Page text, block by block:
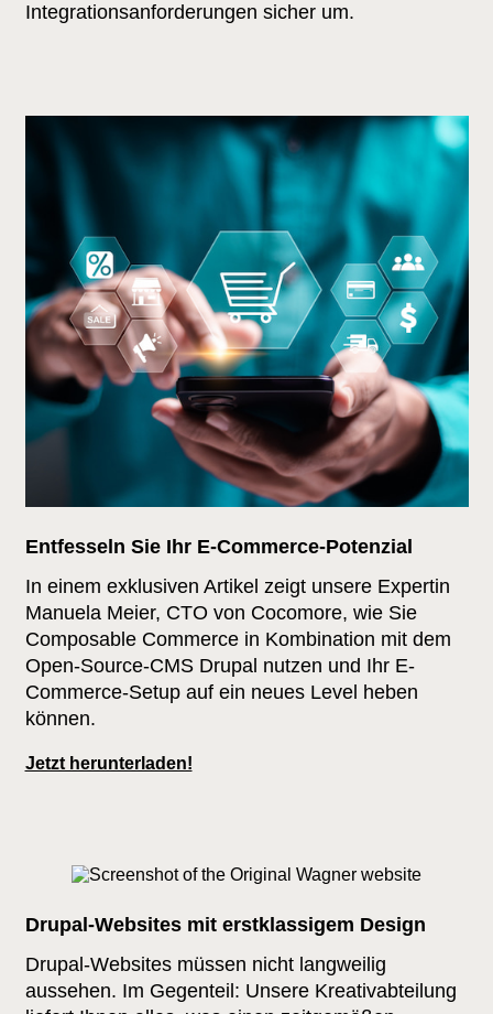
Integrationsanforderungen sicher um.
Entfesseln Sie Ihr E-Commerce-Potenzial
In einem exklusiven Artikel zeigt unsere Expertin
Manuela Meier, CTO von Cocomore, wie Sie
Composable Commerce in Kombination mit dem
Open-Source-CMS Drupal nutzen und Ihr E-
Commerce-Setup auf ein neues Level heben
können.
Jetzt herunterladen!
Drupal-Websites mit erstklassigem Design
Drupal-Websites müssen nicht langweilig
aussehen. Im Gegenteil: Unsere Kreativabteilung